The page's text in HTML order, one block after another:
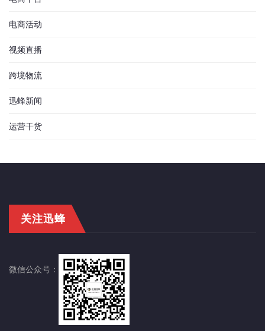
电商活动
视频直播
跨境物流
迅蜂新闻
运营干货
关注迅蜂
微信公众号：